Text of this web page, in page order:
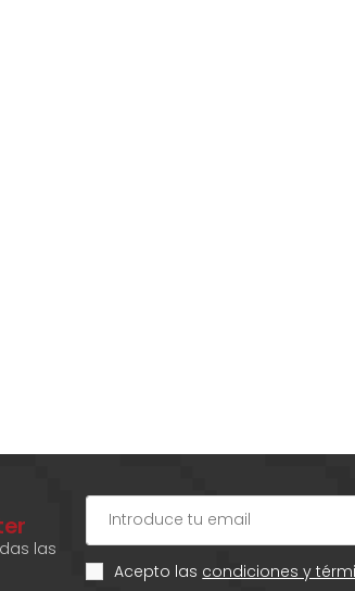
las
Acepto las condiciones y